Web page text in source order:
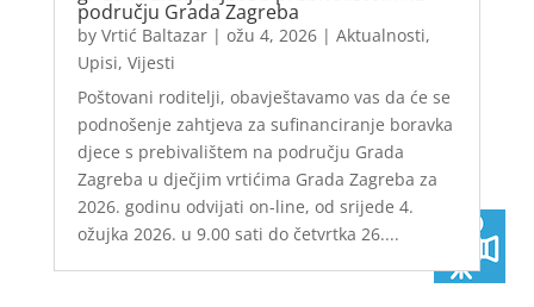
području Grada Zagreba
by Vrtić Baltazar| ožu 4, 2026| Aktualnosti,
Upisi, Vijesti
Poštovani roditelji, obavještavamo vas da će se
podnošenje zahtjeva za sufinanciranje boravka
djece s prebivalištem na području Grada
Zagreba u dječjim vrtićima Grada Zagreba za
2026. godinu odvijati on-line, od srijede 4.
ožujka 2026. u 9.00 sati do četvrtka 26....